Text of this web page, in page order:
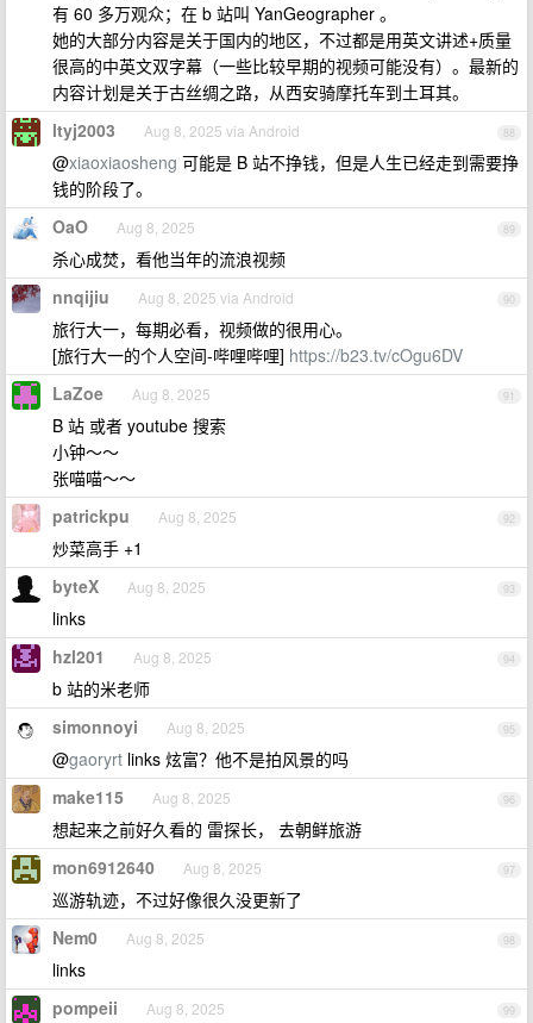
有 60 多万观众；在 b 站叫 YanGeographer 。
她的大部分内容是关于国内的地区，不过都是用英文讲述+质量
很高的中英文双字幕（一些比较早期的视频可能没有）。最新的
内容计划是关于古丝绸之路，从西安骑摩托车到土耳其。
88
ltyj2003 Aug 8, 2025 via Android
@xiaoxiaosheng 可能是 B 站不挣钱，但是人生已经走到需要挣
钱的阶段了。
89
OaO Aug 8, 2025
杀心成焚，看他当年的流浪视频
90
nnqijiu Aug 8, 2025 via Android
旅行大一，每期必看，视频做的很用心。
[旅行大一的个人空间-哔哩哔哩] https://b23.tv/cOgu6DV
91
LaZoe Aug 8, 2025
B 站 或者 youtube 搜索
小钟～～
张喵喵～～
92
patrickpu Aug 8, 2025
炒菜高手 +1
93
byteX Aug 8, 2025
links
94
hzl201 Aug 8, 2025
b 站的米老师
95
simonnoyi Aug 8, 2025
@gaoryrt links 炫富？他不是拍风景的吗
96
make115 Aug 8, 2025
想起来之前好久看的 雷探长， 去朝鲜旅游
97
mon6912640 Aug 8, 2025
巡游轨迹，不过好像很久没更新了
98
Nem0 Aug 8, 2025
links
99
pompeii Aug 8, 2025